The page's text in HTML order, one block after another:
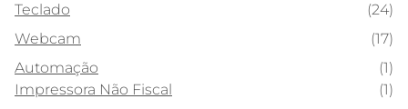
Teclado
(24)
Webcam
(17)
Automação
(1)
Impressora Não Fiscal
(1)